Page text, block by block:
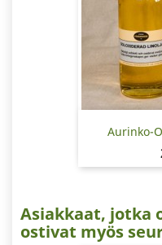
Aurinko-
Asiakkaat, jotka
ostivat myös